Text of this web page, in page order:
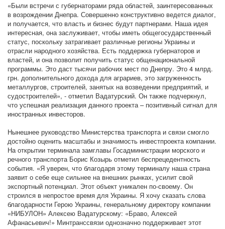
«Были встречи с губернаторами ряда областей, заинтересованных
в возрождении Днепра. Совершенно конструктивно ведется диалог,
и получается, что власть и бизнес будут партнерами. Наша идея
интересная, она заслуживает, чтобы иметь общегосударственный
статус, поскольку затрагивает различные регионы Украины и
отрасли народного хозяйства. Есть поддержка губернаторов и
властей, и она позволит получить статус общенациональной
программы. Это даст тысячи рабочих мест по Днепру. Это 4 млрд.
грн. дополнительного дохода для аграриев, это загруженность
металлургов, строителей, занятых на возведении предприятий, и
судостроителей», - отметил Вадатурский. Он также подчеркнул,
что успешная реализация данного проекта – позитивный сигнал для
иностранных инвесторов.
Нынешнее руководство Министерства транспорта и связи смогло
достойно оценить масштабы и значимость инвестпроекта компании.
На открытии терминала замглавы Госадминистрации морского и
речного транспорта Борис Козырь отметил беспрецедентность
события. «Я уверен, что благодаря этому терминалу наша страна
заявит о себе еще сильнее на внешних рынках, усилит свой
экспортный потенциал. Этот объект уникален по-своему. Он
строился в непростое время для Украины. Я хочу сказать слова
благодарности Герою Украины, генеральному директору компании
«НИБУЛОН» Алексею Вадатурскому: «Браво, Алексей
Афанасьевич!» Минтранссвязи однозначно поддерживает этот